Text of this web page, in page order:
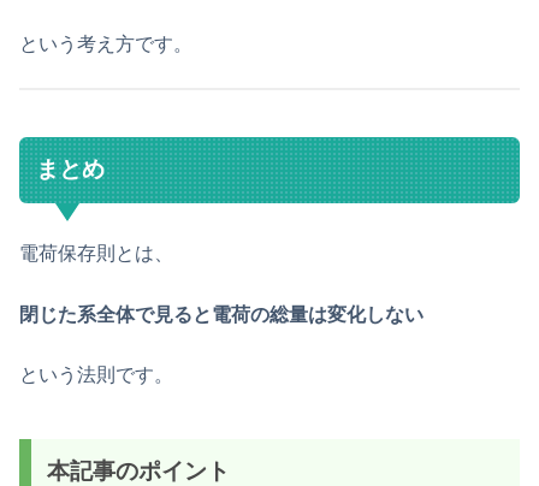
という考え方です。
まとめ
電荷保存則とは、
閉じた系全体で見ると電荷の総量は変化しない
という法則です。
本記事のポイント